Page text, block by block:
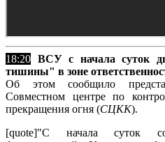
18:20 ВСУ с начала суток
тишины" в зоне
Об этом сообщило
Совместном центре по
прекращения огня (СЦКК).
[quote]"С начала суток